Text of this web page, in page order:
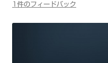
1件のフィードバック